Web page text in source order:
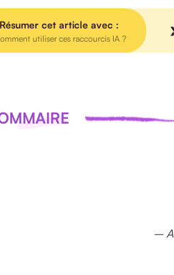
Résumer cet article avec :
utiliser ces raccourcis IA ?
–